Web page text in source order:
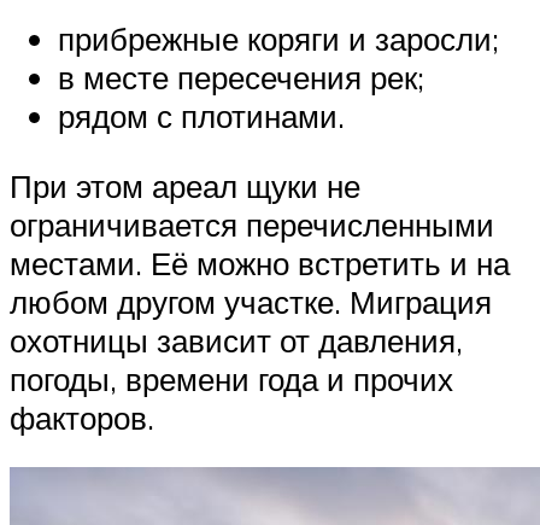
прибрежные коряги и заросли;
в месте пересечения рек;
рядом с плотинами.
При этом ареал щуки не
ограничивается перечисленными
местами. Её можно встретить и на
любом другом участке. Миграция
охотницы зависит от давления,
погоды, времени года и прочих
факторов.